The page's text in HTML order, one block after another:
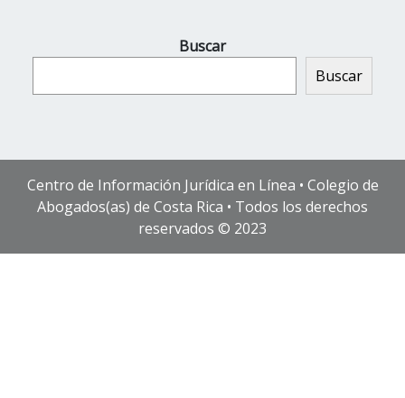
Buscar
Buscar
Centro de Información Jurídica en Línea • Colegio de
Abogados(as) de Costa Rica • Todos los derechos
reservados © 2023